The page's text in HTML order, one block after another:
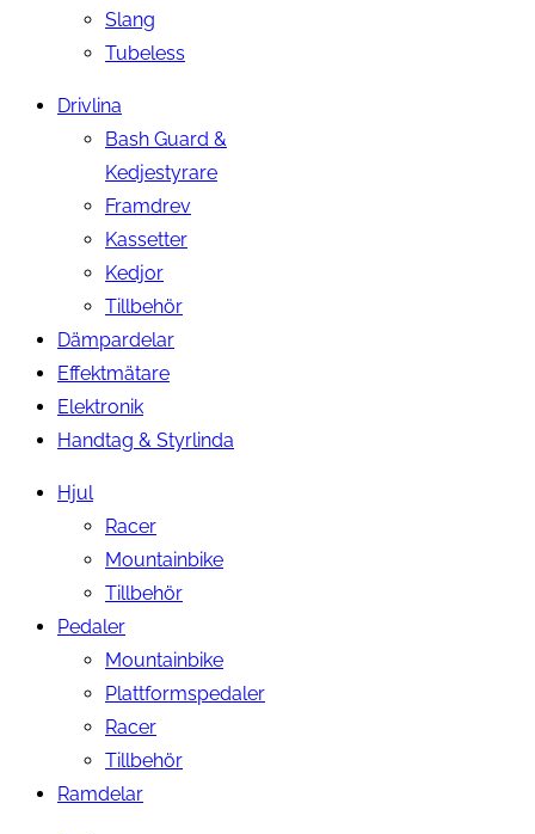
Slang
Tubeless
Drivlina
Bash Guard &
Kedjestyrare
Framdrev
Kassetter
Kedjor
Tillbehör
Dämpardelar
Effektmätare
Elektronik
Handtag & Styrlinda
Hjul
Racer
Mountainbike
Tillbehör
Pedaler
Mountainbike
Plattformspedaler
Racer
Tillbehör
Ramdelar